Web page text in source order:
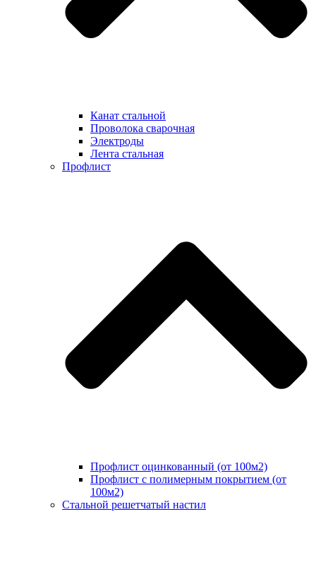
Канат стальной
Проволока сварочная
Электроды
Лента стальная
Профлист
Профлист оцинкованный (от 100м2)
Профлист с полимерным покрытием (от
100м2)
Стальной решетчатый настил